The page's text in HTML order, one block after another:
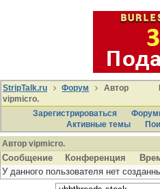
StripTalk.ru Форум
Автор
vipmicro.
Зарегистрироваться
Активные темы
Автор vipmicro.
Сообщение Конференция
У данного пользователя нет